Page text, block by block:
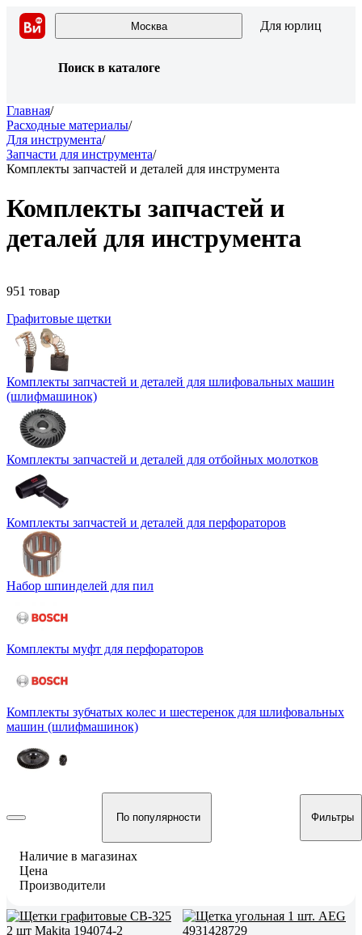
Москва Для юрлиц
Поиск в каталоге
Главная/
Расходные материалы/
Для инструмента/
Запчасти для инструмента/
Комплекты запчастей и деталей для инструмента
Комплекты запчастей и
деталей для инструмента
951 товар
Графитовые щетки
Комплекты запчастей и деталей для шлифовальных машин
(шлифмашинок)
Комплекты запчастей и деталей для отбойных молотков
Комплекты запчастей и деталей для перфораторов
Набор шпинделей для пил
Комплекты муфт для перфораторов
Комплекты зубчатых колес и шестеренок для шлифовальных
машин (шлифмашинок)
По популярности Фильтры
Наличие в магазинах
Цена
Производители